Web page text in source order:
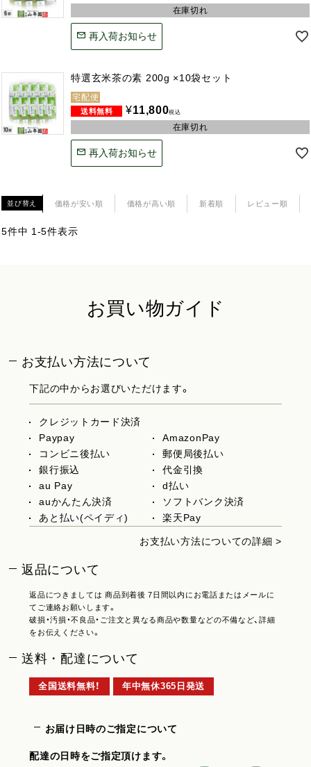
在庫切れ
再入荷お知らせ
特選玄米茶の素 200g ×10袋セット
宅配便
¥11,800税込
在庫切れ
再入荷お知らせ
並び替え 価格が安い順 価格が高い順 新着順 レビュー順
5件中 1 -5件表示
お買い物ガイド
お支払い方法について
下記の中からお選びいただけます。
クレジットカード決済
Paypay
AmazonPay
コンビニ後払い
郵便局後払い
銀行振込
代金引換
au Pay
d払い
auかんたん決済
ソフトバンク決済
あと払い(ペイディ)
楽天Pay
お支払い方法についての詳細 >
返品について
返品につきましては 商品到着後 7日間以内にお電話またはメールに
てご連絡お願いします。
破損・汚損・不良品・ご注文と異なる商品や数量などの不備など、詳細
をお伝えください。
送料・配達について
全国送料無料！ 年中無休365日発送
お届け日時のご指定について
配達の日時をご指定頂けます。